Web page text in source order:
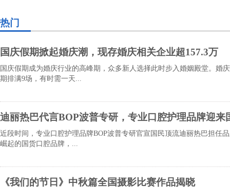
热门
国庆假期掀起婚庆潮，现存婚庆相关企业超157.3万
国庆假期成为婚庆行业的高峰期，众多新人选择此时步入婚姻殿堂。婚
期排满9场，有时需一天...
迪丽热巴代言BOP波普专研，专业口腔护理品牌迎来
近段时间，专业口腔护理品牌BOP波普专研官宣国民顶流迪丽热巴担任
崛起的国货口腔品牌，...
《我们的节日》中秋篇全国摄影比赛作品揭晓